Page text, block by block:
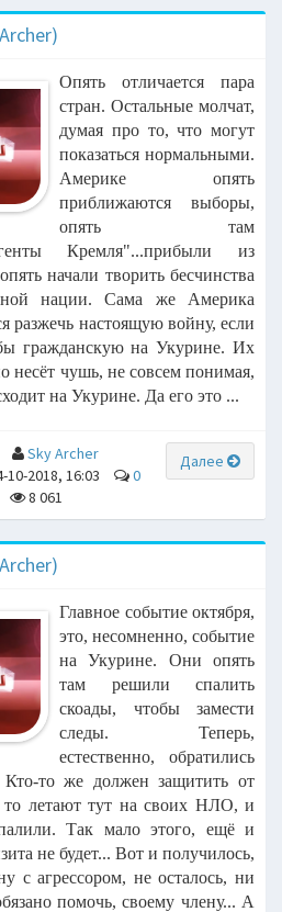
Опять отличается пара
стран. Остальные молчат,
думая про то, что могут
показаться нормальными.
Америке опять
приближаются выборы,
опять там
Кремля"...прибыли из
начали творить бесчинства
нации. Сама же Америка
разжечь настоящую войну, если
гражданскую на Укурине. Их
несёт чушь, не совсем понимая,
на Укурине. Да его это ...
Далее
Sky Archer
10-2018, 16:03
0
8 061
Главное событие октября,
это, несомненно, событие
на Укурине. Они опять
там решили спалить
скоады, чтобы замести
следы. Теперь,
естественно, обратились
то же должен защитить от
то летают тут на своих НЛО, и
Так мало этого, ещё и
не будет... Вот и получилось,
с агрессором, не осталось, ни
помочь, своему члену... А